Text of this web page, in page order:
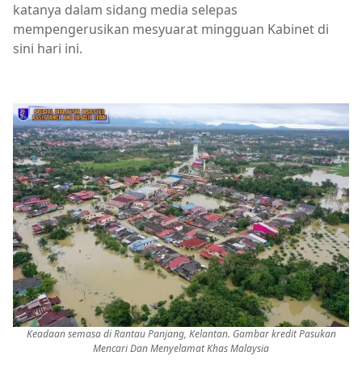
katanya dalam sidang media selepas
mempengerusikan mesyuarat mingguan Kabinet di
sini hari ini.
Keadaan semasa di Rantau Panjang, Kelantan. Gambar kredit Pasukan
Mencari Dan Menyelamat Khas Malaysia